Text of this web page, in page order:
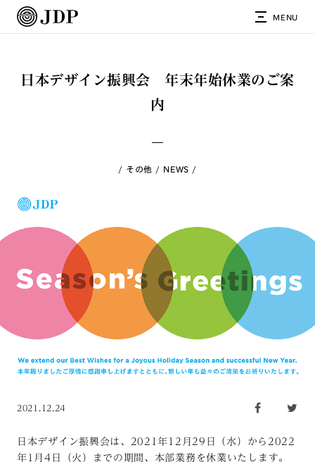
MENU
日本デザイン振興会 年末年始休業のご案
内
その他 NEWS
2021.12.24
日本デザイン振興会は、2021年12月29日（水）から2022
年1月4日（火）までの期間、本部業務を休業いたします。